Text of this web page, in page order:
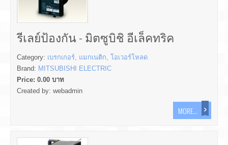
รีเลย์ป้องกัน - มิตซูบิชิ อีเล็คทริค
Category: เบรกเกอร์, แมกเนติก, โอเวอร์โหลด
Brand: MITSUBISHI ELECTRIC
Price: 0.00 บาท
Created by: webadmin
MORE...